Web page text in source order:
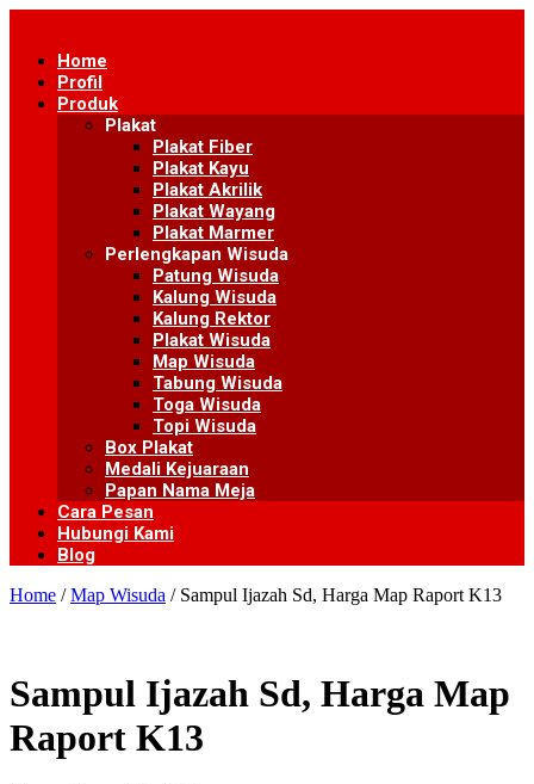
contentHome
Profil
Produk
Plakat
Plakat Fiber
Plakat Kayu
Plakat Akrilik
Plakat Wayang
Plakat Marmer
Perlengkapan Wisuda
Patung Wisuda
Kalung Wisuda
Kalung Rektor
Plakat Wisuda
Map Wisuda
Tabung Wisuda
Toga Wisuda
Topi Wisuda
Box Plakat
Medali Kejuaraan
Papan Nama Meja
Cara Pesan
Hubungi Kami
Blog
Home /Map Wisuda / Sampul Ijazah Sd, Harga Map Raport K13
Sampul Ijazah Sd, Harga Map
Raport K13